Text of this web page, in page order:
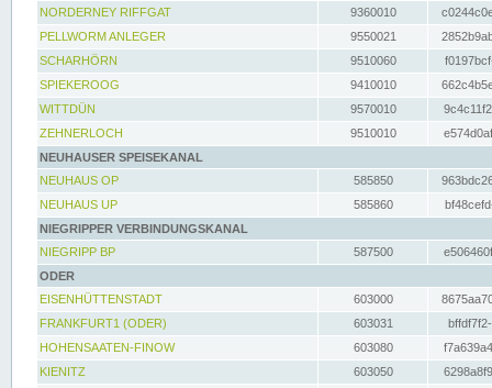
NORDERNEY RIFFGAT
9360010
PELLWORM ANLEGER
9550021
SCHARHÖRN
9510060
SPIEKEROOG
9410010
WITTDÜN
9570010
ZEHNERLOCH
9510010
NEUHAUSER SPEISEKANAL
NEUHAUS OP
585850
NEUHAUS UP
585860
NIEGRIPPER VERBINDUNGSKANAL
NIEGRIPP BP
587500
ODER
EISENHÜTTENSTADT
603000
FRANKFURT1 (ODER)
603031
HOHENSAATEN-FINOW
603080
KIENITZ
603050